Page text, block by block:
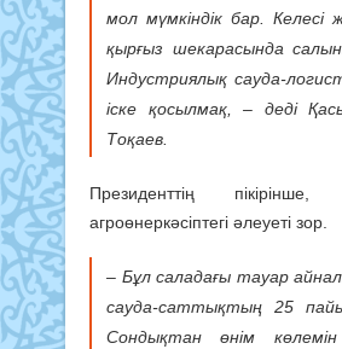
мол мүмкіндік бар. Келесі
қырғыз шекарасында
Индустриялық сауда-
іске қосылмақ, – деді
Тоқаев.
Президенттің
агроөнеркәсіптегі әлеуеті зор.
– Бұл саладағы тауар
сауда-саттықтың 25
Сондықтан өнім